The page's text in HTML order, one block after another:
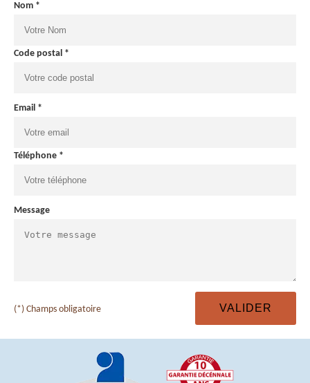
Nom *
Code postal *
Email *
Téléphone *
Message
(*) Champs obligatoire